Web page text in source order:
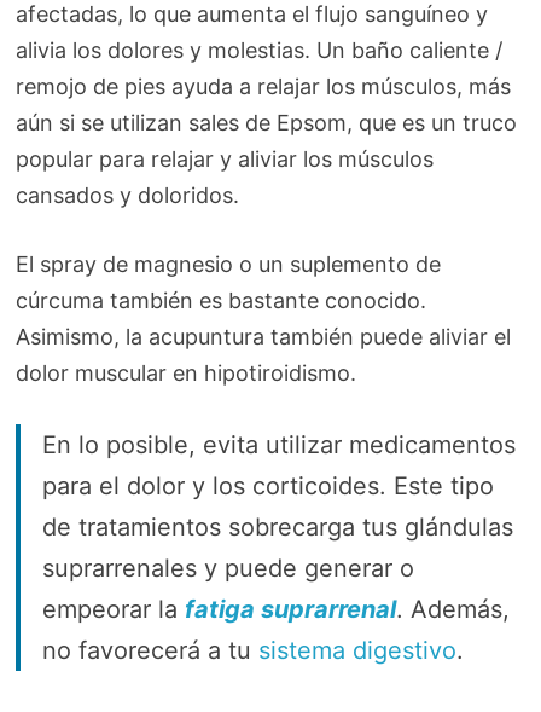
afectadas, lo que aumenta el flujo sanguíneo y
alivia los dolores y molestias. Un baño caliente /
remojo de pies ayuda a relajar los músculos, más
aún si se utilizan sales de Epsom, que es un truco
popular para relajar y aliviar los músculos
cansados y doloridos.
El spray de magnesio o un suplemento de
cúrcuma también es bastante conocido.
Asimismo, la acupuntura también puede aliviar el
dolor muscular en hipotiroidismo.
En lo posible, evita utilizar medicamentos
para el dolor y los corticoides. Este tipo
de tratamientos sobrecarga tus glándulas
suprarrenales y puede generar o
empeorar la fatiga suprarrenal. Además,
no favorecerá a tu sistema digestivo.